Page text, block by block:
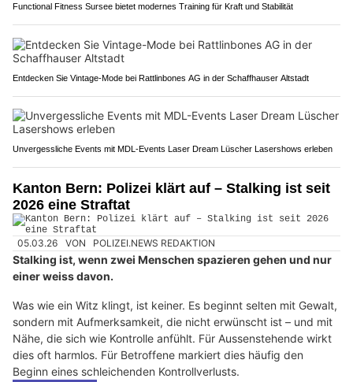
Functional Fitness Sursee bietet modernes Training für Kraft und Stabilität
Entdecken Sie Vintage-Mode bei Rattlinbones AG in der Schaffhauser Altstadt
Unvergessliche Events mit MDL-Events Laser Dream Lüscher Lasershows erleben
Kanton Bern: Polizei klärt auf – Stalking ist seit
2026 eine Straftat
05.03.26 VON POLIZEI.NEWS REDAKTION
Stalking ist, wenn zwei Menschen spazieren gehen und nur
einer weiss davon.
Was wie ein Witz klingt, ist keiner. Es beginnt selten mit Gewalt,
sondern mit Aufmerksamkeit, die nicht erwünscht ist – und mit
Nähe, die sich wie Kontrolle anfühlt. Für Aussenstehende wirkt
dies oft harmlos. Für Betroffene markiert dies häufig den
Beginn eines schleichenden Kontrollverlusts.